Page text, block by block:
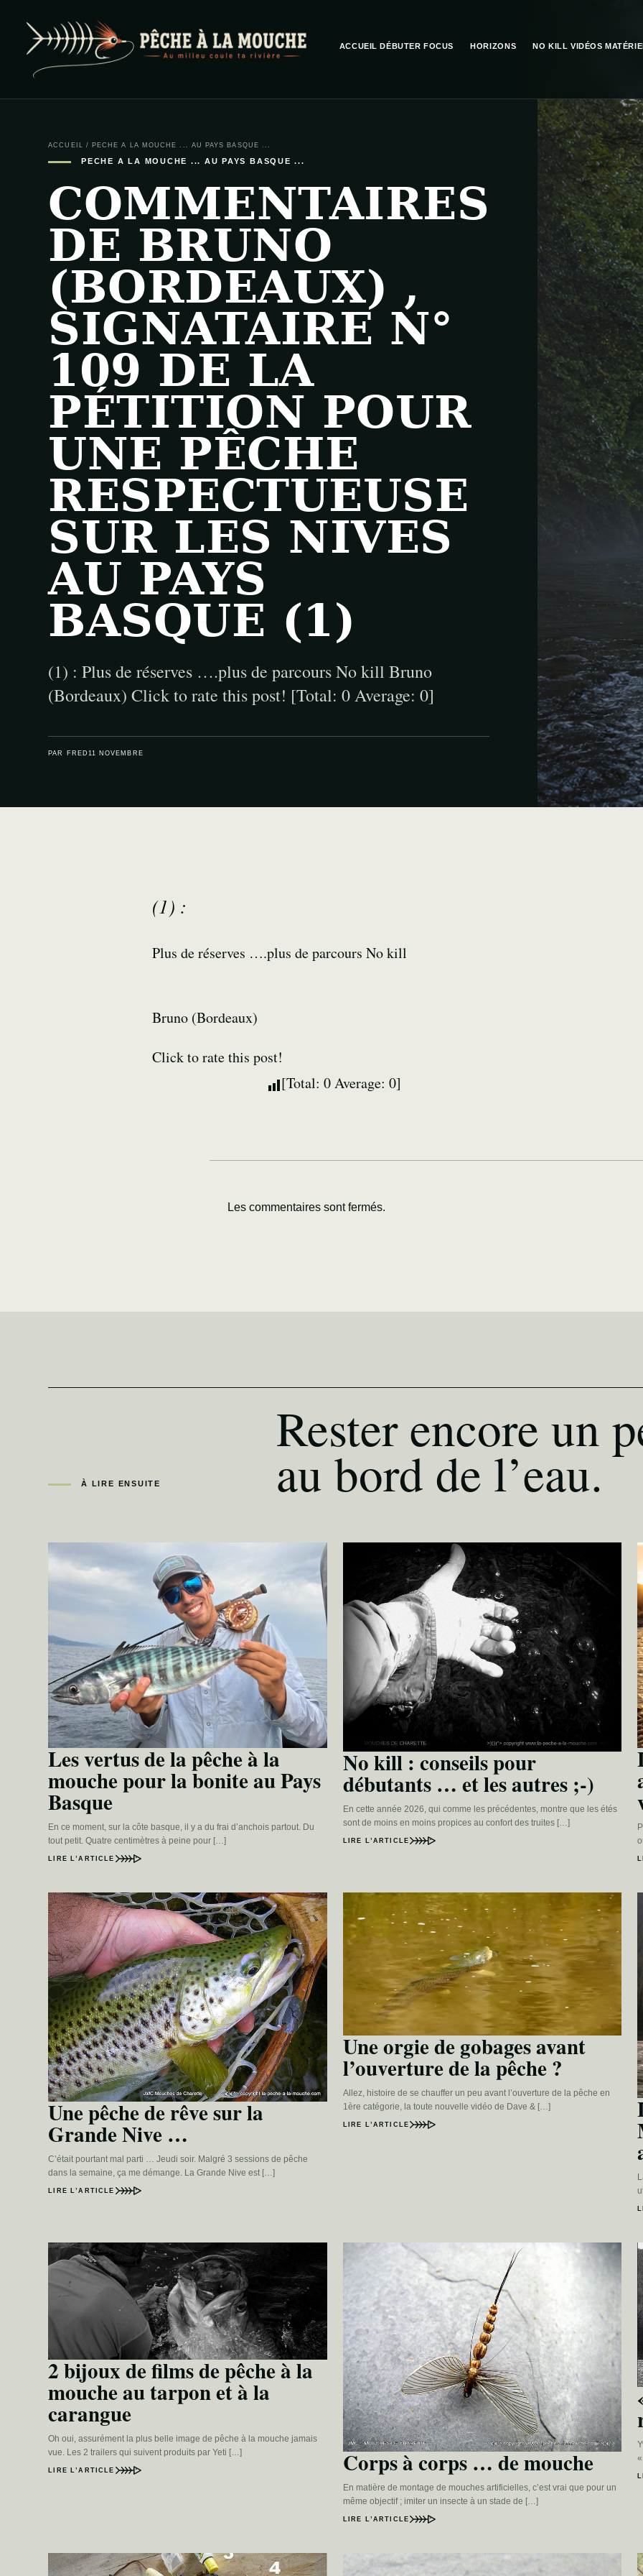
PECHE A LA MOUCHE
ACCUEIL DÉBUTER FOCUS HORIZONS NO KILL VIDÉOS
ACCUEIL / PECHE A LA MOUCHE ... AU PAYS BASQUE ...
PECHE A LA MOUCHE ... AU PAYS BASQUE ...
COMMENTAIRES
DE BRUNO
(BORDEAUX) ,
SIGNATAIRE N°
109 DE LA
PÉTITION POUR
UNE PÊCHE
RESPECTUEUSE
SUR LES NIVES
AU PAYS
BASQUE (1)
(1) : Plus de réserves ….plus de parcours No kill Bruno
(Bordeaux) Click to rate this post! [Total: 0 Average: 0]
PAR FRED 11 NOVEMBRE
(1) :
Plus de réserves ….plus de parcours No kill
Bruno (Bordeaux)
Click to rate this post!
[Total: 0Average: 0]
Les commentaires sont fermés.
À LIRE ENSUITE
Rester encore un
au bord de l’eau.
Les vertus de la pêche à la
mouche pour la bonite au Pays
Basque
En ce moment, sur la côte basque, il y a du frai d’anchois partout. Du
tout petit. Quatre centimètres à peine pour […]
LIRE L’ARTICLE
No kill : conseils pour
débutants … et les autres ;-)
En cette année 2026, qui comme les précédentes, montre que les étés
sont de moins en moins propices au confort des truites […]
LIRE L’ARTICLE
Une pêche de rêve sur la
Grande Nive …
C’était pourtant mal parti … Jeudi soir. Malgré 3 sessions de pêche
dans la semaine, ça me démange. La Grande Nive est […]
LIRE L’ARTICLE
Une orgie de gobages avant
l’ouverture de la pêche ?
Allez, histoire de se chauffer un peu avant l’ouverture de la pêche en
1ère catégorie, la toute nouvelle vidéo de Dave & […]
LIRE L’ARTICLE
2 bijoux de films de pêche à la
mouche au tarpon et à la
carangue
Oh oui, assurément la plus belle image de pêche à la mouche jamais
vue. Les 2 trailers qui suivent produits par Yeti […]
LIRE L’ARTICLE Corps à corps … de mouche
En matière de montage de mouches artificielles, c’est vrai que pour un
même objectif ; imiter un insecte à un stade de […]
LIRE L’ARTICLE